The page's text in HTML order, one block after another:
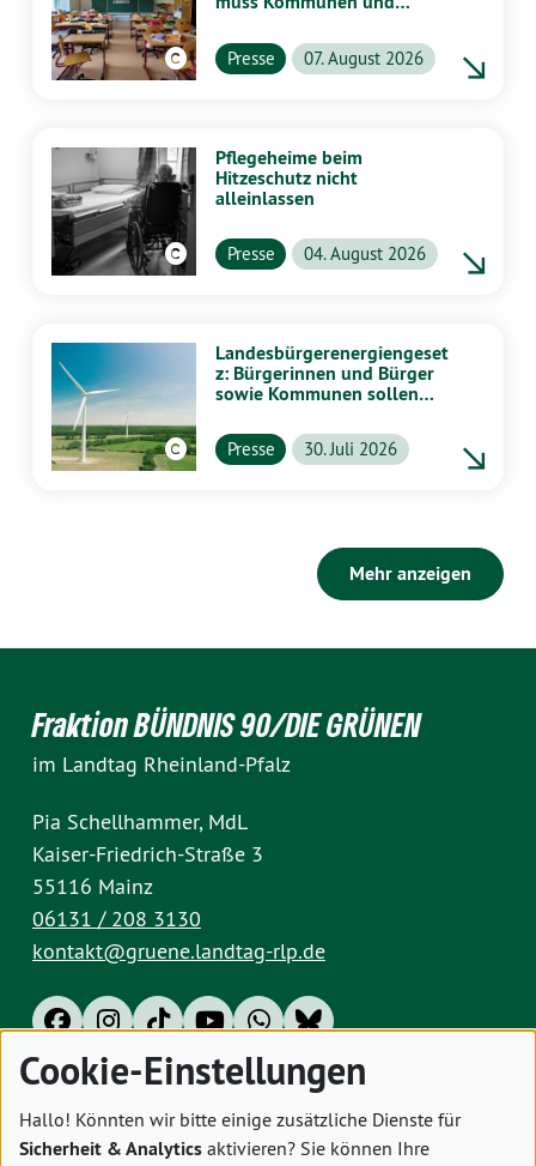
unterstützen
Presse 07. August 2026
Pflegeheime beim
Hitzeschutz nicht
alleinlassen
Presse 04. August 2026
Landesbürgerenergiengeset
z: Bürgerinnen und Bürger
sowie Kommunen sollen
profitieren
Presse 30. Juli 2026
Mehr anzeigen
Fraktion BÜNDNIS 90/DIE GRÜNEN
im Landtag Rheinland-Pfalz
Pia Schellhammer, MdL
Kaiser-Friedrich-Straße 3
55116 Mainz
06131 / 208 3130
kontakt@gruene.landtag-rlp.de
Impressum Datenschutz Cookies
Cookie-Einstellungen
Hallo! Könnten wir bitte einige zusätzliche Dienste für
Sicherheit & Analytics aktivieren? Sie können Ihre